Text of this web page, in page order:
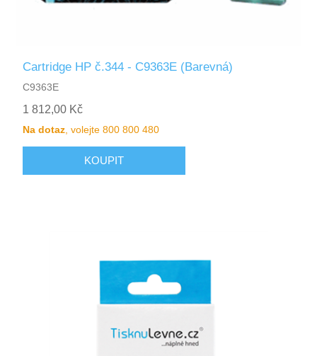
Cartridge HP č.344 - C9363E (Barevná)
C9363E
1 812,00 Kč
Na dotaz , volejte 800 800 480